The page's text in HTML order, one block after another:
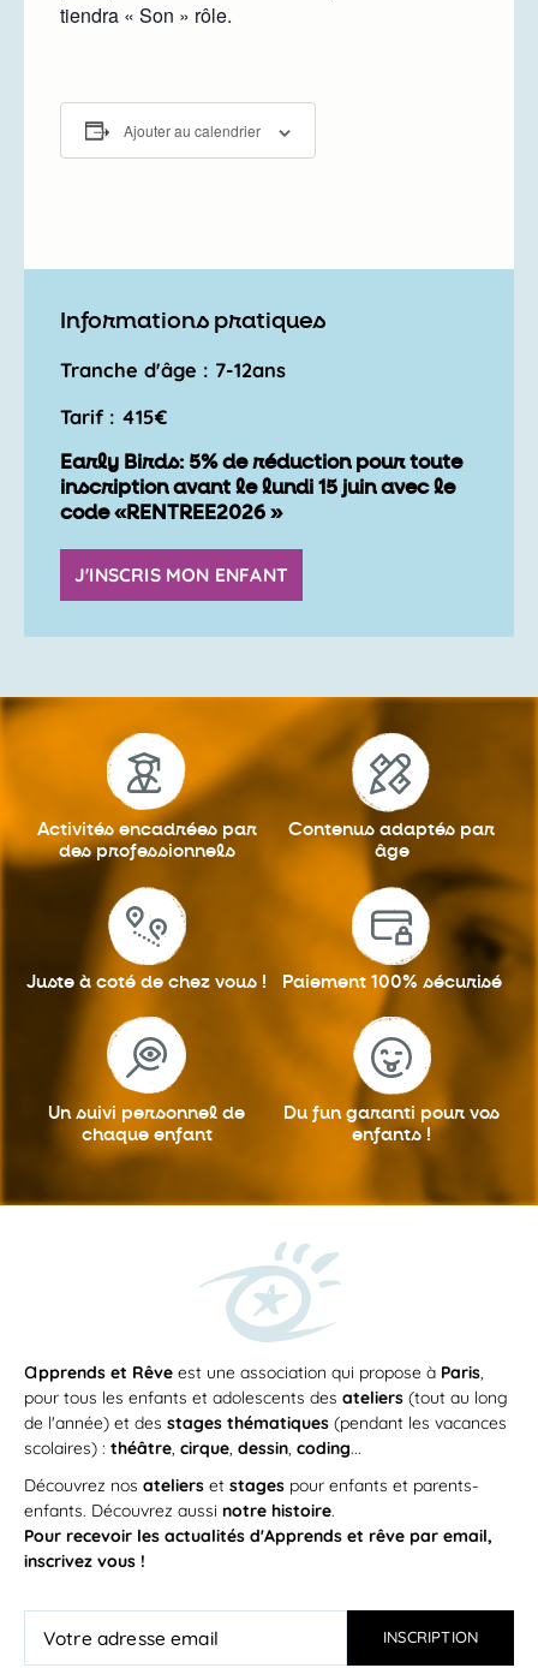
tiendra « Son » rôle.
Ajouter au calendrier
Informations pratiques
Tranche d'âge : 7-12ans
Tarif : 415€
Early Birds: 5% de réduction pour toute
inscription avant le lundi 15 juin avec le
code «RENTREE2026 »
J'INSCRIS MON ENFANT
Activités encadrées par
des professionnels
Contenus adaptés par
âge
Juste à coté de chez vous ! Paiement 100% sécurisé
Un suivi personnel de
chaque enfant
Du fun garanti pour vos
enfants !
apprends et Rêve est une association qui propose à Paris,
pour tous les enfants et adolescents des ateliers (tout au long
de l'année) et des stages thématiques (pendant les vacances
scolaires) : théâtre, cirque, dessin, coding...
Découvrez nos ateliers et stages pour enfants et parents-
enfants. Découvrez aussi notre histoire.
Pour recevoir les actualités d'Apprends et rêve par email,
inscrivez vous !